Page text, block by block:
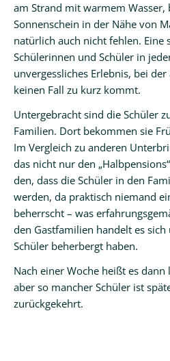
am Strand mit warmem
Sonnenschein in der Nähe von
natürlich auch nicht fehlen. Eine
Schülerinnen und Schüler in
unvergessliches Erlebnis, bei
keinen Fall zu kurz kommt.
Untergebracht sind die Schüler
Familien. Dort bekommen sie
Im Vergleich zu anderen
das nicht nur den
den, dass die Schüler in den
werden, da praktisch niemand
beherrscht – was
den Gastfamilien handelt es
Schüler beherbergt haben.
Nach einer Woche heißt es dann
aber so mancher Schüler ist
zurückgekehrt.